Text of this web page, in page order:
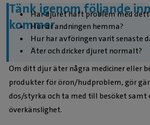
Tänk igenom följande
kommer
Har djuret haft problem med
Hur är andningen hemma?
Hur har avföringen varit senaste
Äter och dricker djuret normalt?
Om ditt djur äter några mediciner eller
produkter för öron/hudproblem, gör
dos/styrka och ta med till besöket samt
överkänslighet.